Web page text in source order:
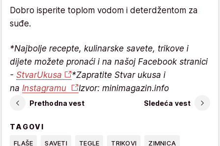
Dobro isperite toplom vodom i deterdžentom za
suđe.
*Najbolje recepte, kulinarske savete, trikove i
dijete možete pronaći i na našoj Facebook stranici
- StvarUkusa
*Zapratite Stvar ukusa i
na Instagramu Izvor: minimagazin.info
Prethodna vest Sledeća vest
TAGOVI
FLAŠE SAVETI TEGLE TRIKOVI ZIMNICA